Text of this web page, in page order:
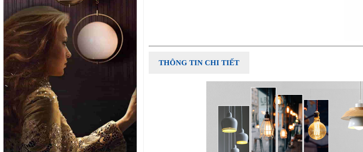
THÔNG TIN CHI TIẾT